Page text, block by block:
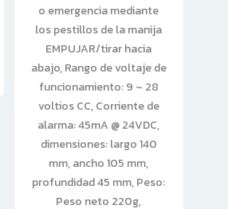
o emergencia mediante
los pestillos de la manija
EMPUJAR/tirar hacia
abajo, Rango de voltaje de
funcionamiento: 9 ~ 28
voltios CC, Corriente de
alarma: 45mA @ 24VDC,
dimensiones: largo 140
mm, ancho 105 mm,
profundidad 45 mm, Peso:
Peso neto 220g,